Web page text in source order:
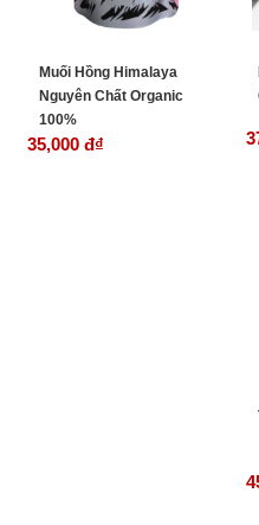
Muối Hồng Himalaya
Nguyên Chất Organic
100%
35,000 đ₫